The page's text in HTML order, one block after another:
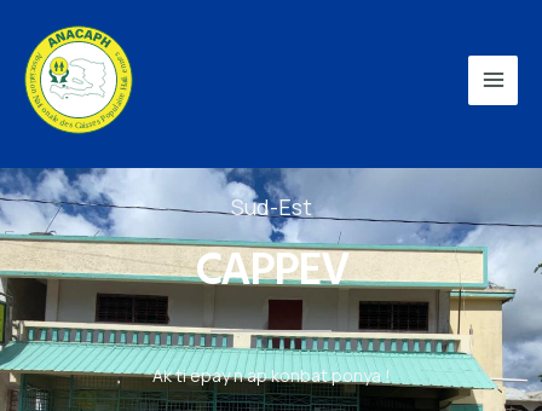
Sud-Est
CAPPEV
Ak ti epay n ap konbat ponya !